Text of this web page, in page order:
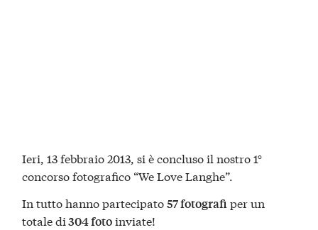
Ieri, 13 febbraio 2013, si è concluso il nostro 1°
concorso fotografico “We Love Langhe”.
In tutto hanno partecipato57 fotografi per un
totale di304 fotoinviate!